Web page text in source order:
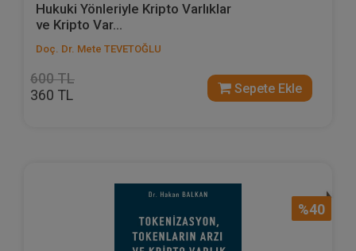
Hukuki Yönleriyle Kripto Varlıklar
ve Kripto Var...
Doç. Dr. Mete TEVETOĞLU
600 TL
360 TL Sepete Ekle
%40